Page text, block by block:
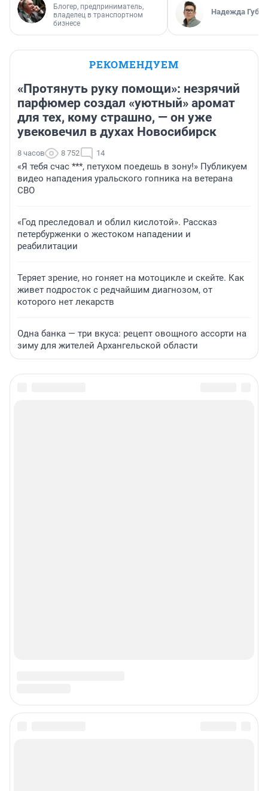
Блогер, предприниматель,
владелец в транспортном
бизнесе
Надежда
РЕКОМЕНДУЕМ
«Протянуть руку помощи»: незрячий
парфюмер создал «уютный» аромат
для тех, кому страшно, — он уже
увековечил в духах Новосибирск
8 часов 8 752 14
«Я тебя счас ***, петухом поедешь в зону!» Публикуем
видео нападения уральского гопника на ветерана
СВО
«Год преследовал и облил кислотой». Рассказ
петербурженки о жестоком нападении и
реабилитации
Теряет зрение, но гоняет на мотоцикле и скейте. Как
живет подросток с редчайшим диагнозом, от
которого нет лекарств
Одна банка — три вкуса: рецепт овощного ассорти на
зиму для жителей Архангельской области